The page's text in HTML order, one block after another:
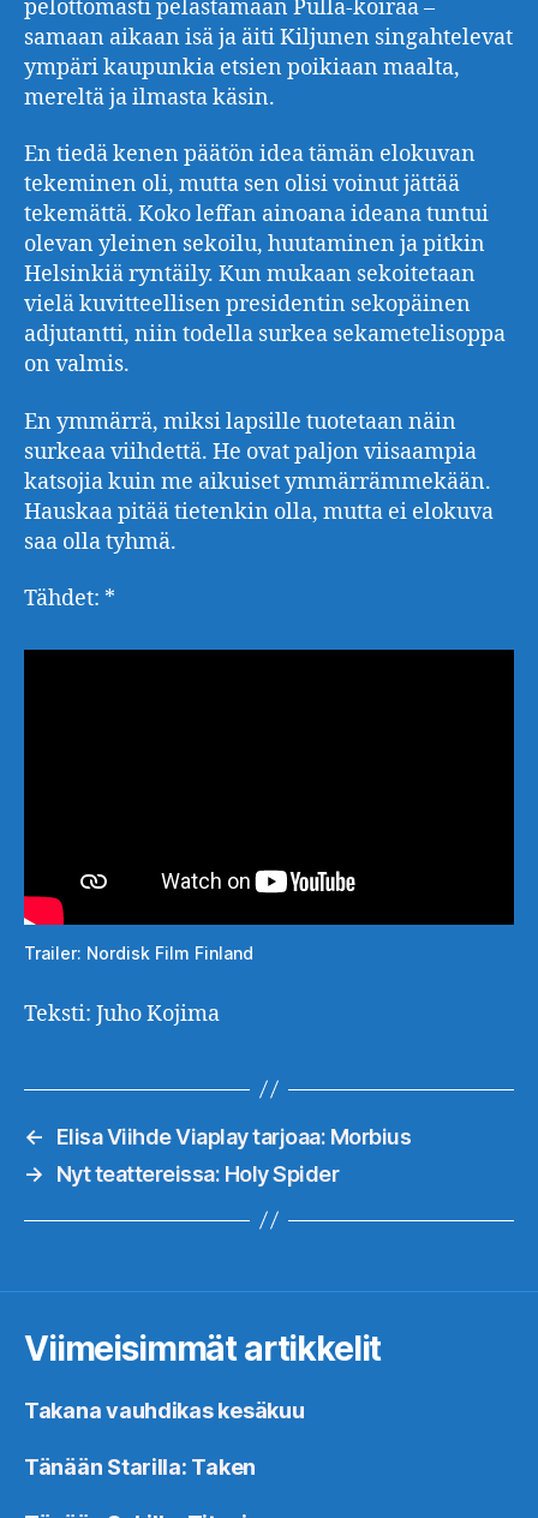
pelottomasti pelastamaan Pulla-koiraa –
samaan aikaan isä ja äiti Kiljunen singahtelevat
ympäri kaupunkia etsien poikiaan maalta,
mereltä ja ilmasta käsin.
En tiedä kenen päätön idea tämän elokuvan
tekeminen oli, mutta sen olisi voinut jättää
tekemättä. Koko leffan ainoana ideana tuntui
olevan yleinen sekoilu, huutaminen ja pitkin
Helsinkiä ryntäily. Kun mukaan sekoitetaan
vielä kuvitteellisen presidentin sekopäinen
adjutantti, niin todella surkea sekametelisoppa
on valmis.
En ymmärrä, miksi lapsille tuotetaan näin
surkeaa viihdettä. He ovat paljon viisaampia
katsojia kuin me aikuiset ymmärrämmekään.
Hauskaa pitää tietenkin olla, mutta ei elokuva
saa olla tyhmä.
Tähdet: *
Trailer: Nordisk Film Finland
Teksti: Juho Kojima
←
Elisa Viihde Viaplay tarjoaa: Morbius
→
Nyt teattereissa: Holy Spider
Viimeisimmät artikkelit
Takana vauhdikas kesäkuu
Tänään Starilla: Taken